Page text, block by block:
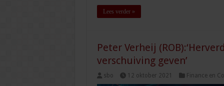
Lees verder »
Peter Verheij
verschuiving geven’
sbo 12 oktober 2021 Finance en